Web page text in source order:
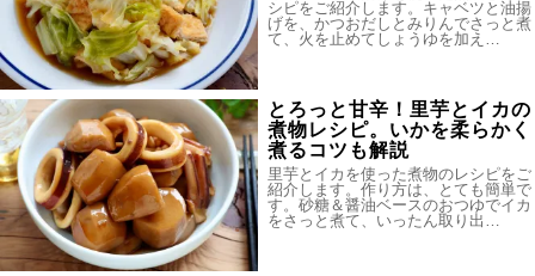
シピをご紹介します。キャベツと油揚
げを、かつおだしとみりんでさっと煮
て、火を止めてしょうゆを加え…
とろっと甘辛！里芋とイカの
煮物レシピ。いかを柔らかく
煮るコツも解説
里芋とイカを使った煮物のレシピをご
紹介します。作り方は、とても簡単で
す。砂糖＆醤油ベースのおつゆでイカ
をさっと煮て、いったん取り出…